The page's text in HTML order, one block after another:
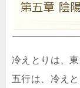
冷えとりは、
五行は、冷え